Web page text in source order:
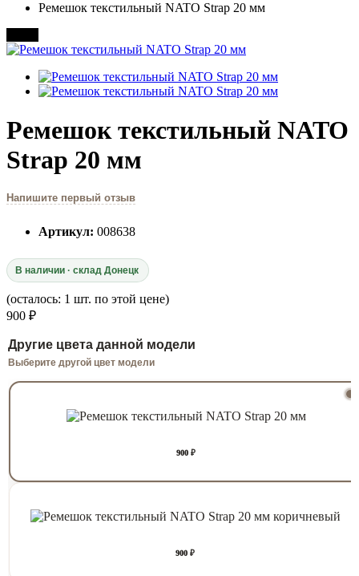
Ремешок текстильный NATO Strap 20 мм
Ремешок текстильный NATO
Strap 20 мм
Напишите первый отзыв
Артикул: 008638
В наличии · склад Донецк
(осталось: 1 шт. по этой цене)
900 ₽
Другие цвета данной модели
Выберите другой цвет модели
900 ₽
900 ₽